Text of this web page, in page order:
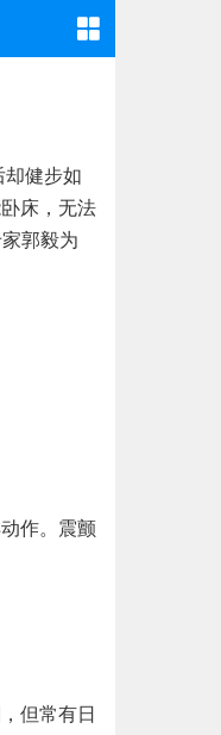
却健步如
床，无法
郭毅为
作。震颤
但常有日